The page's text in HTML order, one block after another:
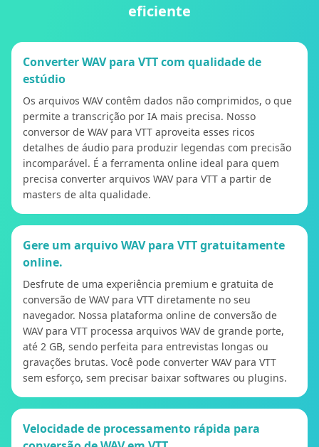
eficiente
Converter WAV para VTT com qualidade de
estúdio
Os arquivos WAV contêm dados não comprimidos, o que
permite a transcrição por IA mais precisa. Nosso
conversor de WAV para VTT aproveita esses ricos
detalhes de áudio para produzir legendas com precisão
incomparável. É a ferramenta online ideal para quem
precisa converter arquivos WAV para VTT a partir de
masters de alta qualidade.
Gere um arquivo WAV para VTT gratuitamente
online.
Desfrute de uma experiência premium e gratuita de
conversão de WAV para VTT diretamente no seu
navegador. Nossa plataforma online de conversão de
WAV para VTT processa arquivos WAV de grande porte,
até 2 GB, sendo perfeita para entrevistas longas ou
gravações brutas. Você pode converter WAV para VTT
sem esforço, sem precisar baixar softwares ou plugins.
Velocidade de processamento rápida para